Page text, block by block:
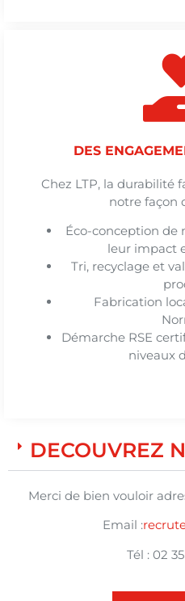
DES
Chez LTP, la durabilité
notre façon
Éco-conception de
leur impact
Tri, recyclage et
Fabrication
Démarche RSE
niveaux
DECOUVREZ
Merci de bien vouloir
Email :
Tél : 02